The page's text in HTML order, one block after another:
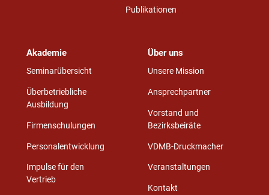
Publikationen
Akademie
Seminarübersicht
Überbetriebliche
Ausbildung
Firmenschulungen
Personalentwicklung
Impulse für den
Vertrieb
Über uns
Unsere Mission
Ansprechpartner
Vorstand und
Bezirksbeiräte
VDMB-Druckmacher
Veranstaltungen
Kontakt